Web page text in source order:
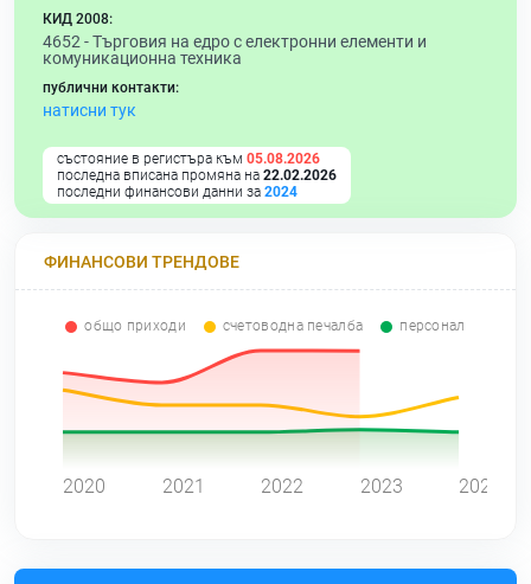
КИД 2008:
4652 -Търговия на едро с електронни елементи и
комуникационна техника
публични контакти:
натисни тук
състояние в регистъра към 05.08.2026
последна вписана промяна на 22.02.2026
последни финансови данни за 2024
ФИНАНСОВИ ТРЕНДОВЕ
общо приходи счетоводна печалба персонал
2020 2021 2022 2023 2024